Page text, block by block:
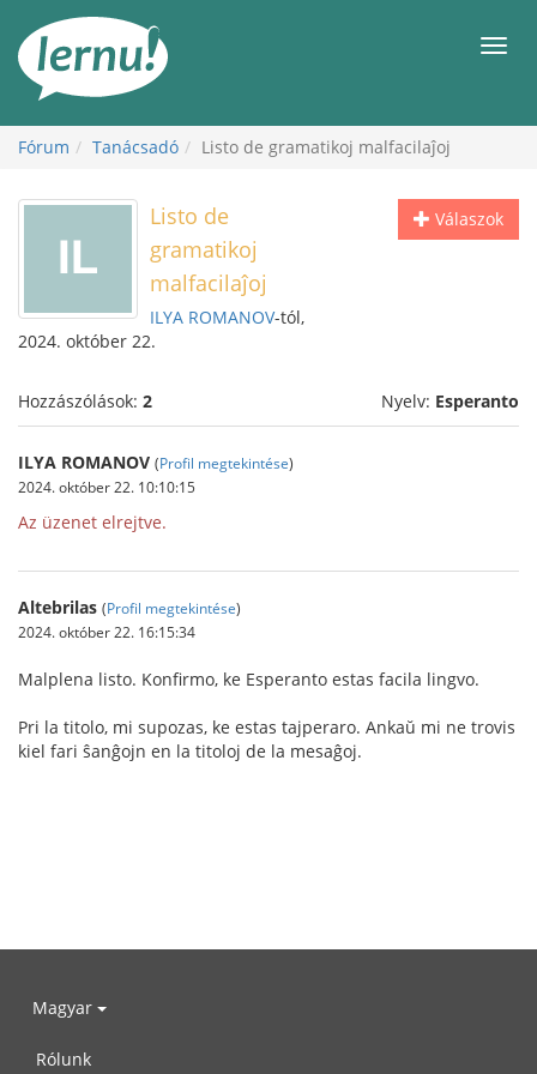
Fórum Tanácsadó Listo de gramatikoj malfacilaĵoj
Válaszok
Listo de
gramatikoj
malfacilaĵoj
ILYA ROMANOV-tól,
2024. október 22.
Hozzászólások: 2 Nyelv: Esperanto
ILYA ROMANOV (Profil megtekintése)
2024. október 22. 10:10:15
Az üzenet elrejtve.
Altebrilas (Profil megtekintése)
2024. október 22. 16:15:34
Malplena listo. Konfirmo, ke Esperanto estas facila lingvo.
Pri la titolo, mi supozas, ke estas tajperaro. Ankaŭ mi ne trovis
kiel fari ŝanĝojn en la titoloj de la mesaĝoj.
Magyar
Rólunk